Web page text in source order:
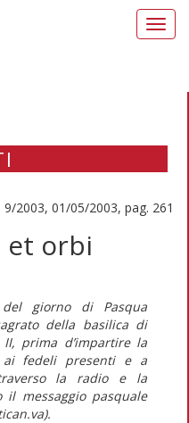
2003, 01/05/2003, pag. 261
et orbi
giorno di Pasqua
della basilica di
II, prima d’impartire la
fedeli presenti e a
la radio e la
il messaggio pasquale